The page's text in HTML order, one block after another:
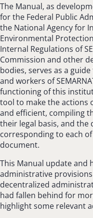
The Manual, as
for the Federal Public
the National Agency for
Environmental
Internal Regulations of
Commission and other
bodies, serves as a
and workers of
functioning of this
tool to make the actions
and efficient, compiling
their legal basis, and the
corresponding to each
document.
This Manual update and
administrative provisions
decentralized
had fallen behind for
highlight some relevant